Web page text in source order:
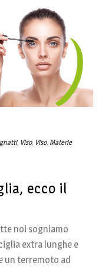
, Viso, Viso, Materie
ecco il
noi sogniamo
extra lunghe e
un terremoto ad